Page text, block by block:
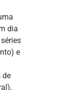
dia
e
de